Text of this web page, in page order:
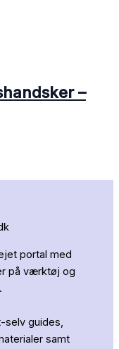
–
portal med
på værktøj og
selv guides,
samt